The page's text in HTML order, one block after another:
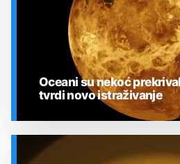
Oceani su nekoć
tvrdi novo istraživanje